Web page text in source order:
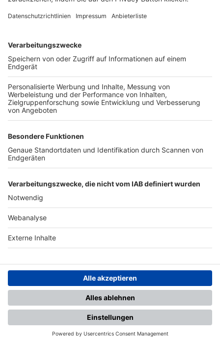
FOLGE DEM BFV
TOP-VEREINE
TOP-PARTNER
SFV DFB
Nutzungsbedingungen Datenschutz Impressum
Ihr Gerät wird möglicherweise
nicht vollständig unterstützt.
Für die beste Nutzung empfehlen
wir ein kompatibles Gerät oder
einen aktuellen Browser.